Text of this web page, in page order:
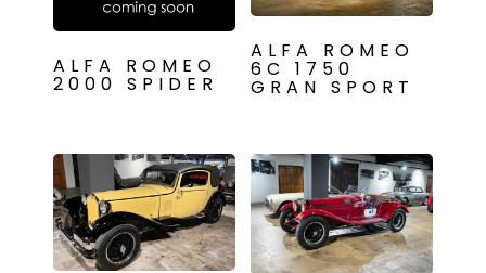
ALFA ROMEO
2000 SPIDER
ALFA ROMEO
6C 1750
GRAN SPORT